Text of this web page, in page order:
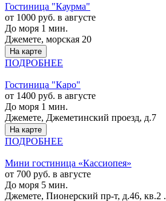
Гостиница "Каурма"
от 1000 руб. в августе
До моря 1 мин.
Джемете, морская 20
На карте
ПОДРОБНЕЕ
Гостиница "Каро"
от 1400 руб. в августе
До моря 1 мин.
Джемете, Джеметинский проезд, д.7
На карте
ПОДРОБНЕЕ
Мини гостиница «Кассиопея»
от 700 руб. в августе
До моря 5 мин.
Джемете, Пионерский пр-т, д.46, кв.2 .